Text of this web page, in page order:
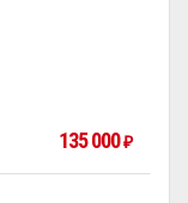
135 000₽